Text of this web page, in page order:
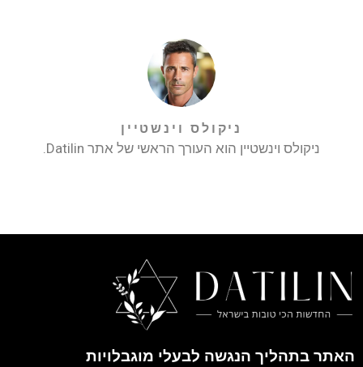
ניקולס וינשטיין
ניקולס וינשטיין הוא העורך הראשי של אתר Datilin.
האתר בתהליך הנגשה לבעלי מוגבלויות